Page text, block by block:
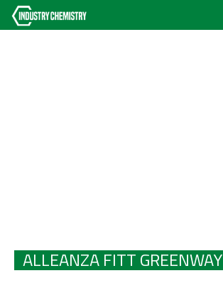
ALLEANZA FITT GREENWAY